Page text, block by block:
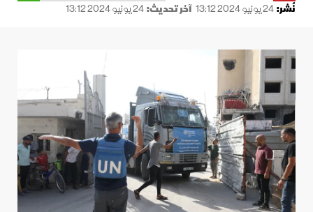
نُشر:24 يونيو 2024 13:12 آخر تحديث:24 يونيو 2024 13:12